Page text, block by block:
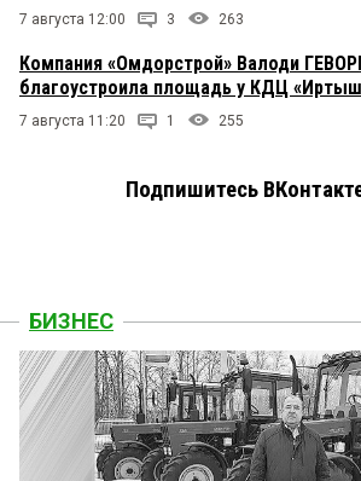
7 августа 12:00 3 263
Компания «Омдорстрой» Валоди
благоустроила площадь у КДЦ
7 августа 11:20 1 255
Подпишитесь
БИЗНЕС